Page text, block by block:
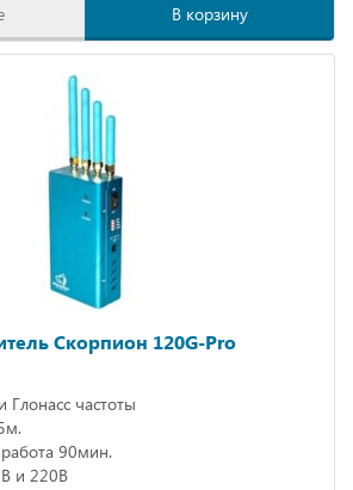
В корзину
Скорпион 120G-Pro
Глонасс частоты
90мин.
и 220В